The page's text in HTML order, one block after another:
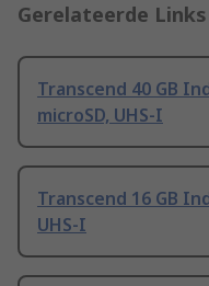
Gerelateerde Links
Transcend 40 GB
microSD, UHS-I
Transcend 16 GB
UHS-I